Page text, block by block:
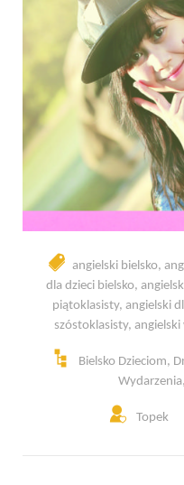
angielski bielsko,
dla dzieci bielsko,
piątoklasisty, angielski
szóstoklasisty,
Bielsko Dzieciom,
Wydarzenia,
Topek